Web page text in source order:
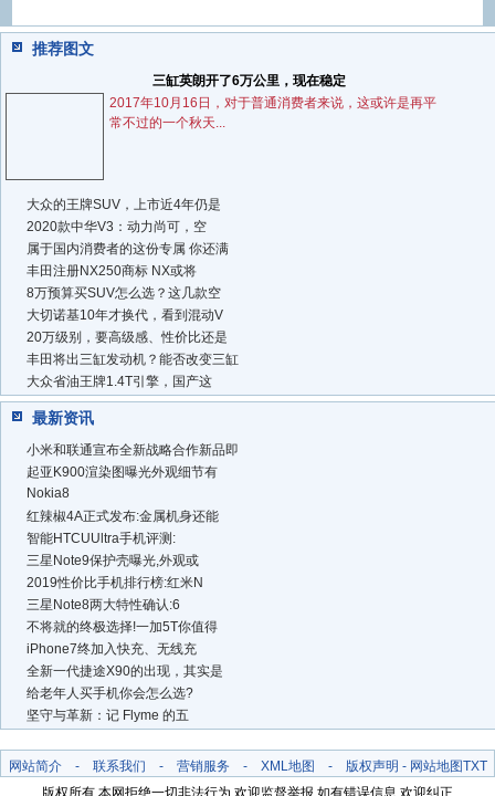
推荐图文
三缸英朗开了6万公里，现在稳定
2017年10月16日，对于普通消费者来说，这或许是再平
常不过的一个秋天...
大众的王牌SUV，上市近4年仍是
2020款中华V3：动力尚可，空
属于国内消费者的这份专属 你还满
丰田注册NX250商标 NX或将
8万预算买SUV怎么选？这几款空
大切诺基10年才换代，看到混动V
20万级别，要高级感、性价比还是
丰田将出三缸发动机？能否改变三缸
大众省油王牌1.4T引擎，国产这
最新资讯
小米和联通宣布全新战略合作新品即
起亚K900渲染图曝光外观细节有
Nokia8
红辣椒4A正式发布:金属机身还能
智能HTCUUltra手机评测:
三星Note9保护壳曝光,外观或
2019性价比手机排行榜:红米N
三星Note8两大特性确认:6
不将就的终极选择!一加5T你值得
iPhone7终加入快充、无线充
全新一代捷途X90的出现，其实是
给老年人买手机你会怎么选?
坚守与革新：记 Flyme 的五
网站简介- 联系我们 - 营销服务 - XML地图 - 版权声明 - 网站地图TXT